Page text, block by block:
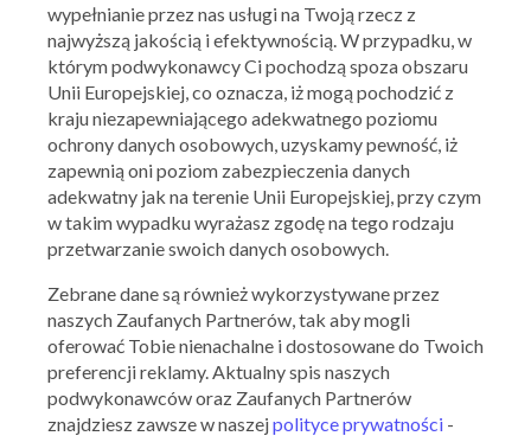
Ważna: 29.07.2026 - 04.08.2026
wypełnianie przez nas usługi na Twoją rzecz z
najwyższą jakością i efektywnością. W przypadku, w
którym podwykonawcy Ci pochodzą spoza obszaru
Unii Europejskiej, co oznacza, iż mogą pochodzić z
kraju niezapewniającego adekwatnego poziomu
ochrony danych osobowych, uzyskamy pewność, iż
zapewnią oni poziom zabezpieczenia danych
adekwatny jak na terenie Unii Europejskiej, przy czym
w takim wypadku wyrażasz zgodę na tego rodzaju
przetwarzanie swoich danych osobowych.
Zebrane dane są również wykorzystywane przez
naszych Zaufanych Partnerów, tak aby mogli
oferować Tobie nienachalne i dostosowane do Twoich
preferencji reklamy. Aktualny spis naszych
podwykonawców oraz Zaufanych Partnerów
znajdziesz zawsze w naszejpolityce prywatności -